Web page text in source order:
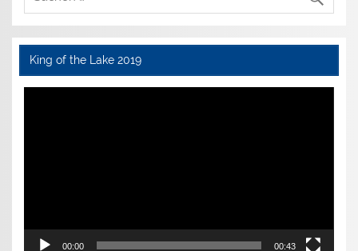
King of the Lake 2019
Video-
00:00 00:43